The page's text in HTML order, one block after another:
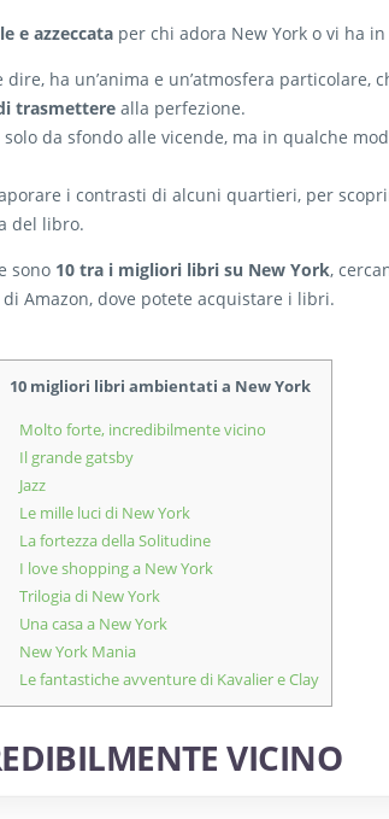
e azzeccata per chi adora New York o vi ha
ha un’anima e un’atmosfera particolare,
trasmettere alla perfezione.
da sfondo alle vicende, ma in qualche
i contrasti di alcuni quartieri, per
del libro.
sono 10 tra i migliori libri su New York,
Amazon, dove potete acquistare i libri.
10 migliori libri ambientati a New York
Molto forte, incredibilmente vicino
Il grande gatsby
Jazz
Le mille luci di New York
La fortezza della Solitudine
I love shopping a New York
Trilogia di New York
Una casa a New York
New York Mania
Le fantastiche avventure di Kavalier e Clay
VICINO